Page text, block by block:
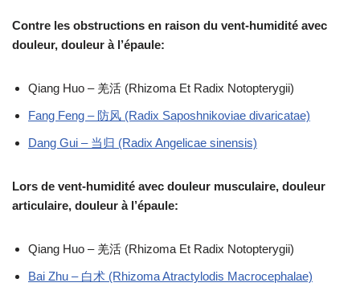
Contre les obstructions en raison du vent-humidité avec
douleur, douleur à l’épaule:
Qiang Huo – 羌活 (Rhizoma Et Radix Notopterygii)
Fang Feng – 防风 (Radix Saposhnikoviae divaricatae)
Dang Gui – 当归 (Radix Angelicae sinensis)
Lors de vent-humidité avec douleur musculaire, douleur
articulaire, douleur à l’épaule:
Qiang Huo – 羌活 (Rhizoma Et Radix Notopterygii)
Bai Zhu – 白术 (Rhizoma Atractylodis Macrocephalae)